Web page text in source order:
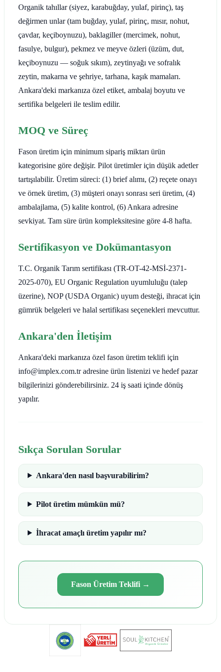
Organik tahıllar (siyez, karabuğday, yulaf, pirinç), taş
değirmen unlar (tam buğday, yulaf, pirinç, mısır, nohut,
çavdar, keçiboynuzu), baklagiller (mercimek, nohut,
fasulye, bulgur), pekmez ve meyve özleri (üzüm, dut,
keçiboynuzu — soğuk sıkım), zeytinyağı ve sofralık
zeytin, makarna ve şehriye, tarhana, kaşık mamaları.
Ankara'deki markanıza özel etiket, ambalaj boyutu ve
sertifika belgeleri ile teslim edilir.
MOQ ve Süreç
Fason üretim için minimum sipariş miktarı ürün
kategorisine göre değişir. Pilot üretimler için düşük adetler
tartışılabilir. Üretim süreci: (1) brief alımı, (2) reçete onayı
ve örnek üretim, (3) müşteri onayı sonrası seri üretim, (4)
ambalajlama, (5) kalite kontrol, (6) Ankara adresine
sevkiyat. Tam süre ürün kompleksitesine göre 4-8 hafta.
Sertifikasyon ve Dokümantasyon
T.C. Organik Tarım sertifikası (TR-OT-42-MSİ-2371-
2025-070), EU Organic Regulation uyumluluğu (talep
üzerine), NOP (USDA Organic) uyum desteği, ihracat için
gümrük belgeleri ve halal sertifikası seçenekleri mevcuttur.
Ankara'den İletişim
Ankara'deki markanıza özel fason üretim teklifi için
info@implex.com.tr adresine ürün listenizi ve hedef pazar
bilgilerinizi gönderebilirsiniz. 24 iş saati içinde dönüş
yapılır.
Sıkça Sorulan Sorular
Ankara'den nasıl başvurabilirim?
Pilot üretim mümkün mü?
İhracat amaçlı üretim yapılır mı?
Fason Üretim Teklifi →